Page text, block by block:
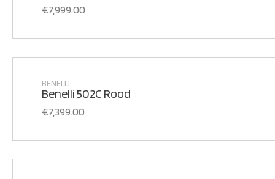
€7,999.00
BENELLI
Benelli 502C Rood
€7,399.00